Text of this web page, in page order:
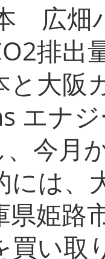
広畑
排出
大阪
エナ
、今月
には、
県姫路
買い取